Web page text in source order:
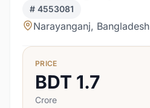
# 4553081
Narayanganj, Bangladesh
PRICE
BDT 1.7
Crore